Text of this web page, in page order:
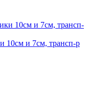
10см и 7см, трансп-р